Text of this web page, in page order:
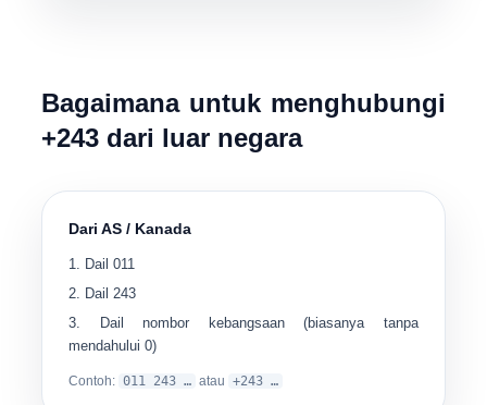
Bagaimana untuk menghubungi
+243 dari luar negara
Dari AS / Kanada
Dail011
Dail243
Dail nombor kebangsaan (biasanya tanpa
mendahului 0)
Contoh: 011 243 … atau +243 …